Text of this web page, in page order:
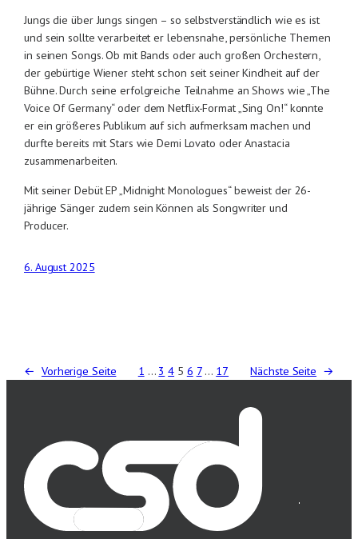
Jungs die über Jungs singen – so selbstverständlich wie es ist
und sein sollte verarbeitet er lebensnahe, persönliche Themen
in seinen Songs. Ob mit Bands oder auch großen Orchestern,
der gebürtige Wiener steht schon seit seiner Kindheit auf der
Bühne. Durch seine erfolgreiche Teilnahme an Shows wie „The
Voice Of Germany“ oder dem Netflix-Format „Sing On!“ konnte
er ein größeres Publikum auf sich aufmerksam machen und
durfte bereits mit Stars wie Demi Lovato oder Anastacia
zusammenarbeiten.
Mit seiner Debüt EP „Midnight Monologues“ beweist der 26-
jährige Sänger zudem sein Können als Songwriter und
Producer.
6. August 2025
← Vorherige Seite 1 … 3 4 5 6 7 … 17 Nächste Seite →